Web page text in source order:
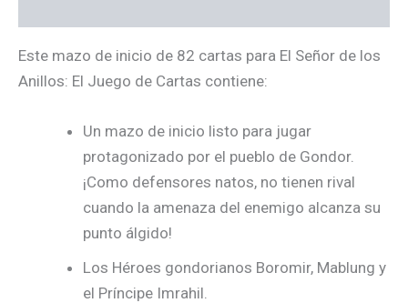
Este mazo de inicio de 82 cartas para El Señor de los
Anillos: El Juego de Cartas contiene:
Un mazo de inicio listo para jugar
protagonizado por el pueblo de Gondor.
¡Como defensores natos, no tienen rival
cuando la amenaza del enemigo alcanza su
punto álgido!
Los Héroes gondorianos Boromir, Mablung y
el Príncipe Imrahil.